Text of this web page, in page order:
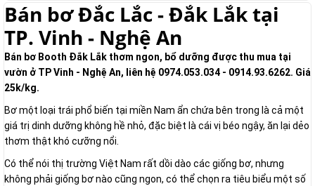
Bán bơ Đắc Lắc - Đắk Lắk tại
TP. Vinh - Nghệ An
Bán bơ Booth Đắk Lắk thơm ngon, bổ dưỡng được thu mua tại
vườn ở TP Vinh - Nghệ An, liên hệ 0974.053.034 - 0914.93.6262. Giá
25k/kg.
Bơ một loại trái phổ biến tại miền Nam ẩn chứa bên trong là cả một
giá trị dinh dưỡng không hề nhỏ, đặc biệt là cái vị béo ngậy, ăn lại dẻo
thơm thật khó cưỡng nổi.
Có thể nói thị trường Việt Nam rất dồi dào các giống bơ, nhưng
không phải giống bơ nào cũng ngon, có thể chọn ra tiêu biểu một số